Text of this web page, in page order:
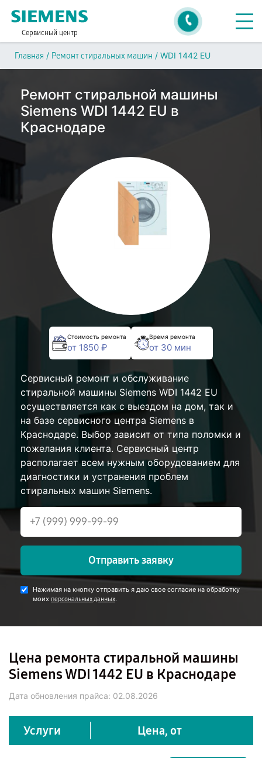
Сервисный центр
Главная / Ремонт стиральных машин / WDI 1442 EU
Ремонт стиральной машины
Siemens WDI 1442 EU в
Краснодаре
Стоимость ремонта
от 1850 ₽
Время ремонта
от 30 мин
Сервисный ремонт и обслуживание
стиральной машины Siemens WDI 1442 EU
осуществляется как с выездом на дом, так и
на базе сервисного центра Siemens в
Краснодаре. Выбор зависит от типа поломки и
пожелания клиента. Сервисный центр
располагает всем нужным оборудованием для
диагностики и устранения проблем
стиральных машин Siemens.
Отправить заявку
Нажимая на кнопку отправить я даю свое согласие на обработку
моих персональных данных.
Цена ремонта стиральной машины
Siemens WDI 1442 EU в Краснодаре
Дата обновления прайса: 02.08.2026
Услуги Цена, от